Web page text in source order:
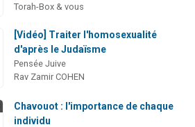
Torah-Box & vous
[Vidéo] Traiter l'homosexualité
d'après le Judaïsme
Pensée Juive
Rav Zamir COHEN
Chavouot : l'importance de chaque
individu